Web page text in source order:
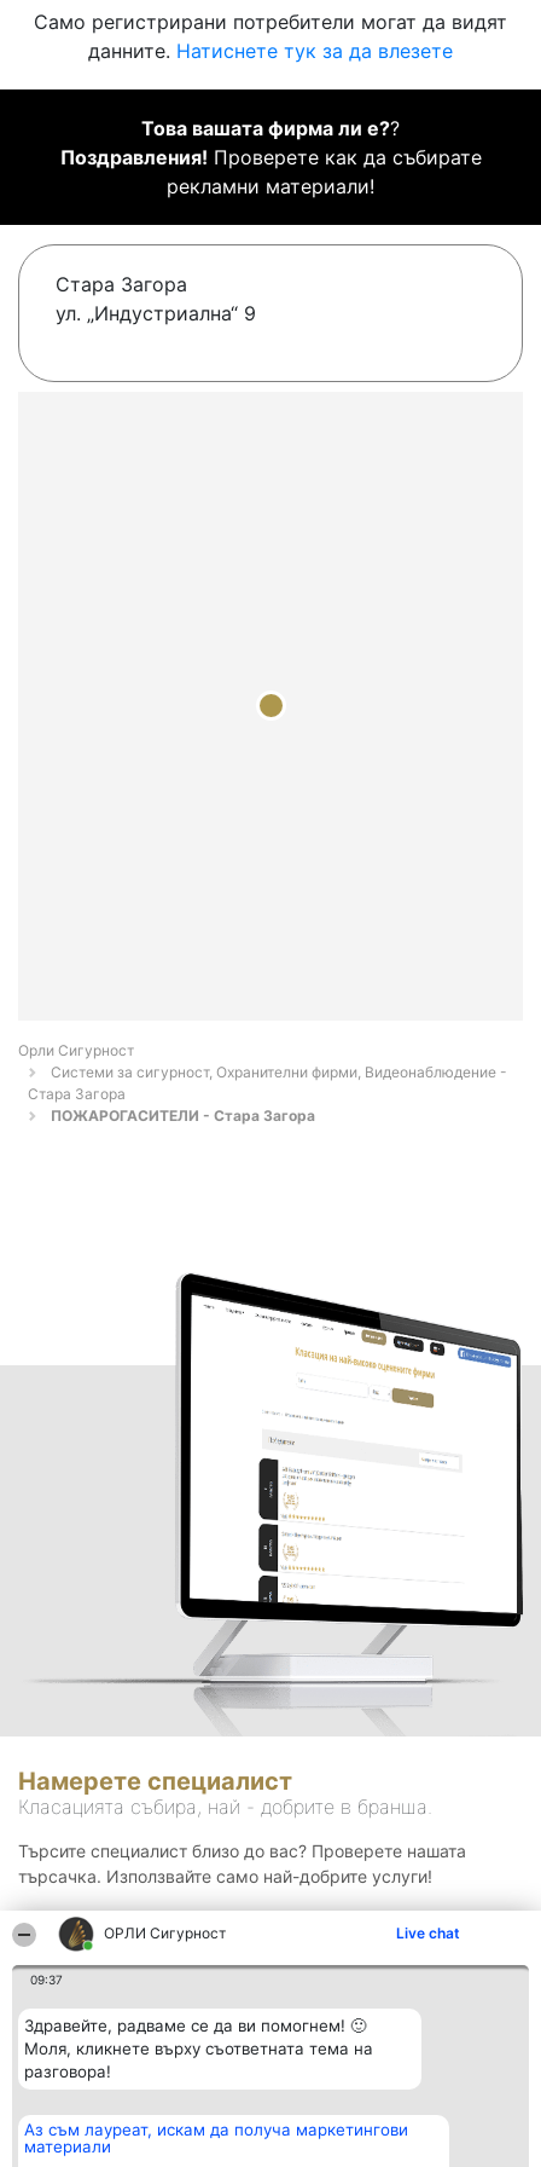
ОРЛИ Сигурност Live chat
09:37
Здравейте, радваме се да ви помогнем! 🙂
Моля, кликнете върху съответната тема на
разговора!
Аз съм лауреат, искам да получа маркетингови
материали
Само регистрирани потребители могат да видят
данните. Натиснете тук за да влезете
Това вашата фирма ли е??
Поздравления! Проверете как да събирате
рекламни материали!
Стара Загора
ул. „Индустриална“ 9
Орли Сигурност
Системи за сигурност, Охранителни фирми, Видеонаблюдение -
Стара Загора
ПОЖАРОГАСИТЕЛИ - Стара Загора
Намерете специалист
Класацията събира, най - добрите в бранша.
Търсите специалист близо до вас? Проверете нашата
търсачка. Използвайте само най-добрите услуги!
Организатор на
класиране
Класация Контакти